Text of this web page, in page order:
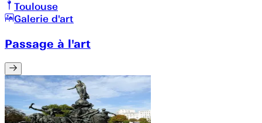
Toulouse
Galerie d'art
Passage à l'art